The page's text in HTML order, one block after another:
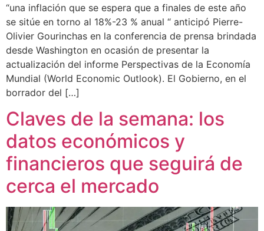
“una inflación que se espera que a finales de este año
se sitúe en torno al 18%-23 % anual “ anticipó Pierre-
Olivier Gourinchas en la conferencia de prensa brindada
desde Washington en ocasión de presentar la
actualización del informe Perspectivas de la Economía
Mundial (World Economic Outlook). El Gobierno, en el
borrador del […]
Claves de la semana: los
datos económicos y
financieros que seguirá de
cerca el mercado